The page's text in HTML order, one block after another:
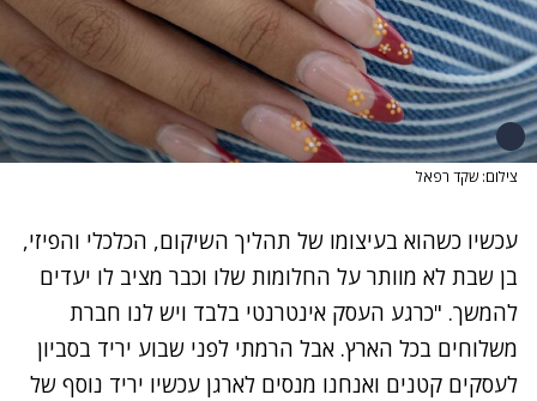
צילום: שקד רפאל
עכשיו כשהוא בעיצומו של תהליך השיקום, הכלכלי והפיזי,
בן שבת לא מוותר על החלומות שלו וכבר מציב לו יעדים
להמשך. "כרגע העסק אינטרנטי בלבד ויש לנו חברת
משלוחים בכל הארץ. אבל הרמתי לפני שבוע יריד בסביון
לעסקים קטנים ואנחנו מנסים לארגן עכשיו יריד נוסף של